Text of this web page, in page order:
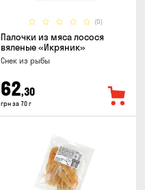
(0)
Палочки из мяса лосося
вяленые «Икряник»
Снек из рыбы
62,30
грн за 70 г